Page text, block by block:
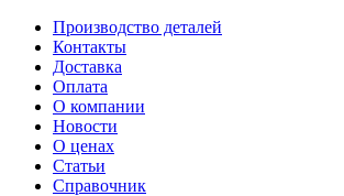
Производство деталей
Контакты
Доставка
Оплата
О компании
Новости
О ценах
Статьи
Справочник